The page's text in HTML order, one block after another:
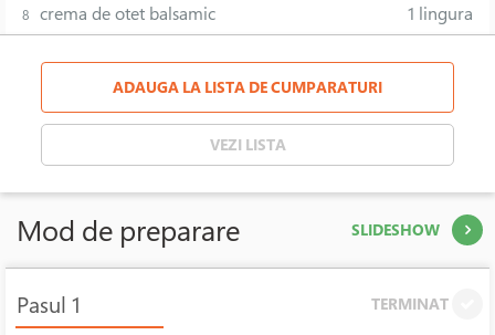
8 crema de otet balsamic 1 lingura
ADAUGA LA LISTA DE CUMPARATURI
VEZI LISTA
Mod de preparare SLIDESHOW
Pasul 1 TERMINAT